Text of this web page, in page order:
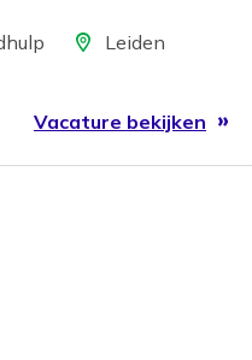
LocatieLeiden
Vacature bekijken